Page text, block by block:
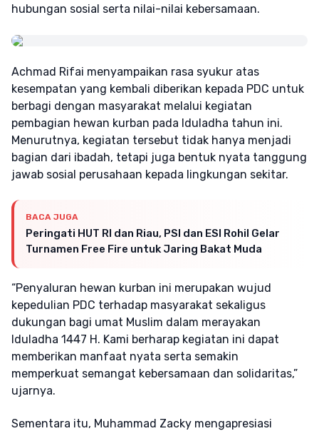
hubungan sosial serta nilai-nilai kebersamaan.
Achmad Rifai menyampaikan rasa syukur atas
kesempatan yang kembali diberikan kepada PDC untuk
berbagi dengan masyarakat melalui kegiatan
pembagian hewan kurban pada Iduladha tahun ini.
Menurutnya, kegiatan tersebut tidak hanya menjadi
bagian dari ibadah, tetapi juga bentuk nyata tanggung
jawab sosial perusahaan kepada lingkungan sekitar.
BACA JUGA
Peringati HUT RI dan Riau, PSI dan ESI Rohil Gelar
Turnamen Free Fire untuk Jaring Bakat Muda
“Penyaluran hewan kurban ini merupakan wujud
kepedulian PDC terhadap masyarakat sekaligus
dukungan bagi umat Muslim dalam merayakan
Iduladha 1447 H. Kami berharap kegiatan ini dapat
memberikan manfaat nyata serta semakin
memperkuat semangat kebersamaan dan solidaritas,”
ujarnya.
Sementara itu, Muhammad Zacky mengapresiasi